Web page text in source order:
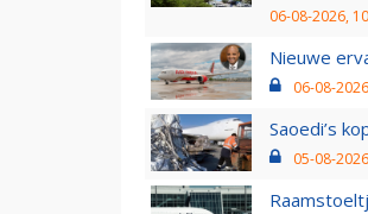
06-08-2026,
Nieuwe
06-08-
Saoedi’s
05-08-